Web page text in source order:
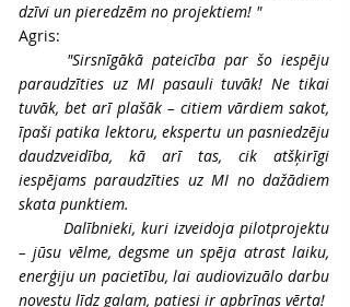
dzīvi un pieredzēm no projektiem! "
Agris:
paraudzīties uz MI pasauli tuvāk! Ne tikai
tuvāk, bet arī plašāk – citiem vārdiem sakot,
īpaši patika lektoru, ekspertu un pasniedzēju
daudzveidība, kā arī tas, cik atšķirīgi
iespējams paraudzīties uz MI no dažādiem
skata punktiem.
– jūsu vēlme, degsme un spēja atrast laiku,
enerģiju un pacietību, lai audiovizuālo darbu
novestu līdz galam, patiesi ir apbrīnas vērta!